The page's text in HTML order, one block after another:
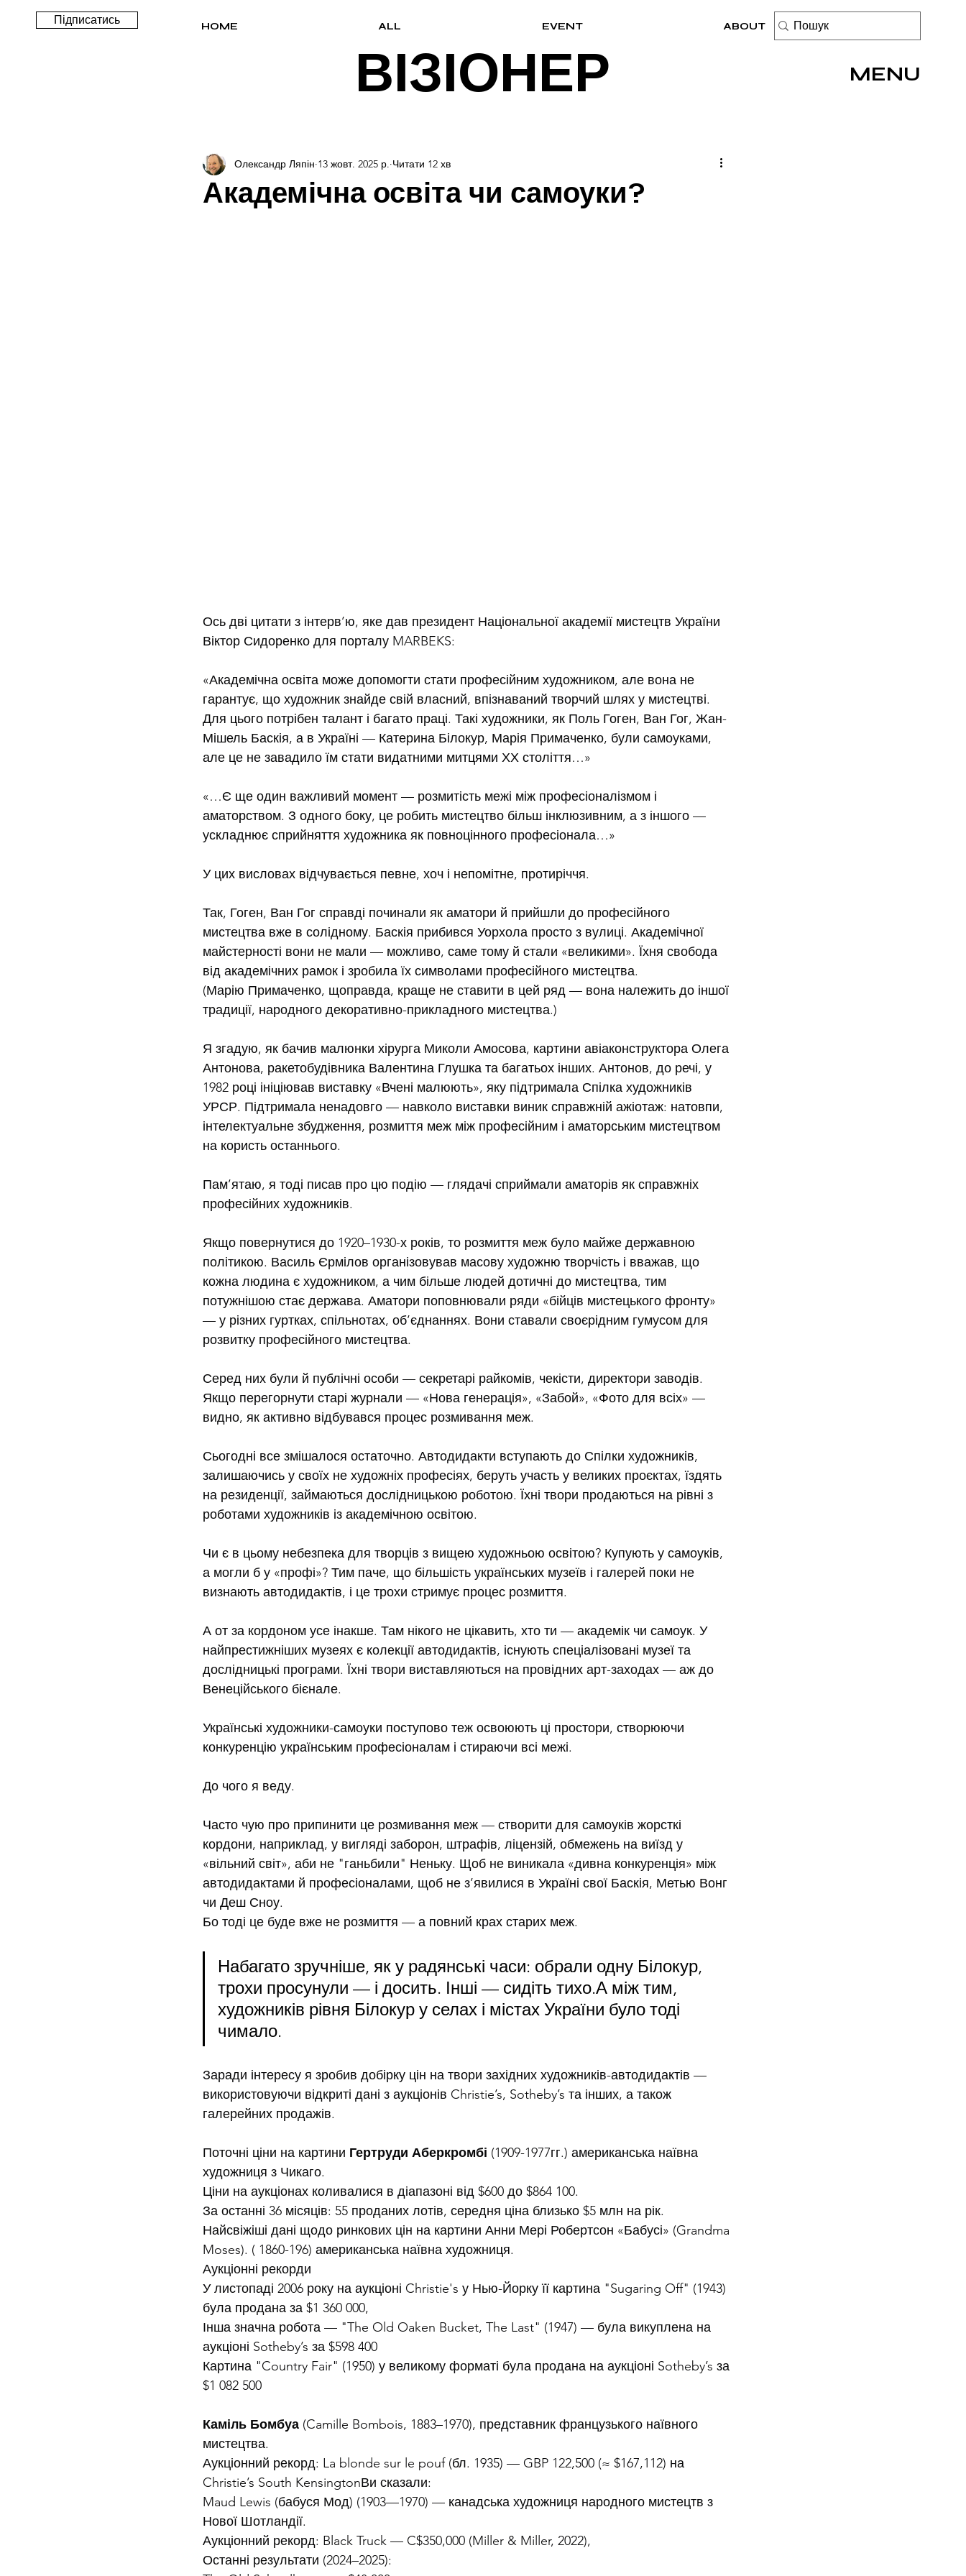
Підписатись
ВІЗІОНЕР MENU
HOME ALL EVENT ABOUT
Академічна освіта чи самоуки?
Олександр Ляпін 13 жовт. 2025 р. Читати 12 хв
Ось дві цитати з інтерв’ю, яке дав президент Національної академії мистецтв України
Віктор Сидоренко для порталу MARBEKS:
«Академічна освіта може допомогти стати професійним художником, але вона не
гарантує, що художник знайде свій власний, впізнаваний творчий шлях у мистецтві.
Для цього потрібен талант і багато праці. Такі художники, як Поль Гоген, Ван Гог, Жан-
Мішель Баскія, а в Україні — Катерина Білокур, Марія Примаченко, були самоуками,
але це не завадило їм стати видатними митцями ХХ століття…»
«…Є ще один важливий момент — розмитість межі між професіоналізмом і
аматорством. З одного боку, це робить мистецтво більш інклюзивним, а з іншого —
ускладнює сприйняття художника як повноцінного професіонала…»
У цих висловах відчувається певне, хоч і непомітне, протиріччя.
Так, Гоген, Ван Гог справді починали як аматори й прийшли до професійного
мистецтва вже в солідному. Баскія прибився Уорхола просто з вулиці. Академічної
майстерності вони не мали — можливо, саме тому й стали «великими». Їхня свобода
від академічних рамок і зробила їх символами професійного мистецтва.
(Марію Примаченко, щоправда, краще не ставити в цей ряд — вона належить до іншої
традиції, народного декоративно-прикладного мистецтва.)
Я згадую, як бачив малюнки хірурга Миколи Амосова, картини авіаконструктора Олега
Антонова, ракетобудівника Валентина Глушка та багатьох інших. Антонов, до речі, у
1982 році ініціював виставку «Вчені малюють», яку підтримала Спілка художників
УРСР. Підтримала ненадовго — навколо виставки виник справжній ажіотаж: натовпи,
інтелектуальне збудження, розмиття меж між професійним і аматорським мистецтвом
на користь останнього.
Пам’ятаю, я тоді писав про цю подію — глядачі сприймали аматорів як справжніх
професійних художників.
Якщо повернутися до 1920–1930-х років, то розмиття меж було майже державною
політикою. Василь Єрмілов організовував масову художню творчість і вважав, що
кожна людина є художником, а чим більше людей дотичні до мистецтва, тим
потужнішою стає держава. Аматори поповнювали ряди «бійців мистецького фронту»
— у різних гуртках, спільнотах, об’єднаннях. Вони ставали своєрідним гумусом для
розвитку професійного мистецтва.
Серед них були й публічні особи — секретарі райкомів, чекісти, директори заводів.
Якщо перегорнути старі журнали — «Нова генерація», «Забой», «Фото для всіх» —
видно, як активно відбувався процес розмивання меж.
Сьогодні все змішалося остаточно. Автодидакти вступають до Спілки художників,
залишаючись у своїх не художніх професіях, беруть участь у великих проєктах, їздять
на резиденції, займаються дослідницькою роботою. Їхні твори продаються на рівні з
роботами художників із академічною освітою.
Чи є в цьому небезпека для творців з вищею художньою освітою? Купують у самоуків,
а могли б у «профі»? Тим паче, що більшість українських музеїв і галерей поки не
визнають автодидактів, і це трохи стримує процес розмиття.
А от за кордоном усе інакше. Там нікого не цікавить, хто ти — академік чи самоук. У
найпрестижніших музеях є колекції автодидактів, існують спеціалізовані музеї та
дослідницькі програми. Їхні твори виставляються на провідних арт-заходах — аж до
Венеційського бієнале.
Українські художники-самоуки поступово теж освоюють ці простори, створюючи
конкуренцію українським професіоналам і стираючи всі межі.
До чого я веду.
Часто чую про припинити це розмивання меж — створити для самоуків жорсткі
кордони, наприклад, у вигляді заборон, штрафів, ліцензій, обмежень на виїзд у
«вільний світ», аби не "ганьбили" Неньку. Щоб не виникала «дивна конкуренція» між
автодидактами й професіоналами, щоб не з’явилися в Україні свої Баскія, Метью Вонг
чи Деш Сноу.
Бо тоді це буде вже не розмиття — а повний крах старих меж.
Набагато зручніше, як у радянські часи: обрали одну Білокур,
трохи просунули — і досить. Інші — сидіть тихо.А між тим,
художників рівня Білокур у селах і містах України було тоді
чимало.
Заради інтересу я зробив добірку цін на твори західних художників-автодидактів —
використовуючи відкриті дані з аукціонів Christie’s, Sotheby’s та інших, а також
галерейних продажів.
Поточні ціни на картини Гертруди Аберкромбі (1909-1977гг.) американська наївна
художниця з Чикаго.
Ціни на аукціонах коливалися в діапазоні від $600 до $864 100.
За останні 36 місяців: 55 проданих лотів, середня ціна близько $5 млн на рік.
Найсвіжіші дані щодо ринкових цін на картини Анни Мері Робертсон «Бабусі» (Grandma
Moses). ( 1860-196) американська наївна художниця.
Аукціонні рекорди
У листопаді 2006 року на аукціоні Christie's у Нью-Йорку її картина "Sugaring Off" (1943)
була продана за $1 360 000,
Інша значна робота — "The Old Oaken Bucket, The Last" (1947) — була викуплена на
аукціоні Sotheby’s за $598 400
Картина "Country Fair" (1950) у великому форматі була продана на аукціоні Sotheby’s за
$1 082 500
Каміль Бомбуа (Camille Bombois, 1883–1970), представник французького наївного
мистецтва.
Аукціонний рекорд: La blonde sur le pouf (бл. 1935) — GBP 122,500 (≈ $167,112) на
Christie’s South KensingtonВи сказали:
Maud Lewis (бабуся Мод) (1903—1970) — канадська художниця народного мистецтв з
Нової Шотландії.
Аукціонний рекорд: Black Truck — C$350,000 (Miller & Miller, 2022),
Останні результати (2024–2025):